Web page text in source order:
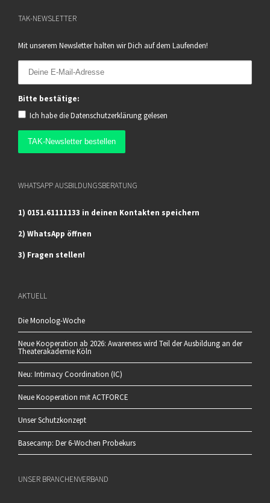
TAK-NEWSLETTER
Mit unserem Newsletter halten wir Dich auf dem Laufenden!
Bitte bestätige:
Ich habe dieDatenschutzerklärung gelesen
WHATSAPP AUSBILDUNGSBERATUNG
1) 0151.61111133 in deinen Kontakten speichern
2) WhatsApp öffnen
3) Fragen stellen!
AKTUELL
Die Monolog-Woche
Neue Kooperation ab 2026: Awareness wird Teil der Ausbildung an der
Theaterakademie Köln
Neu: Intimacy Coordination (IC)
Neue Kooperation mit ACTFORCE
Unser Schutzkonzept
Basecamp: Der 6-Wochen Probekurs
UNSER BRANCHENVERBAND